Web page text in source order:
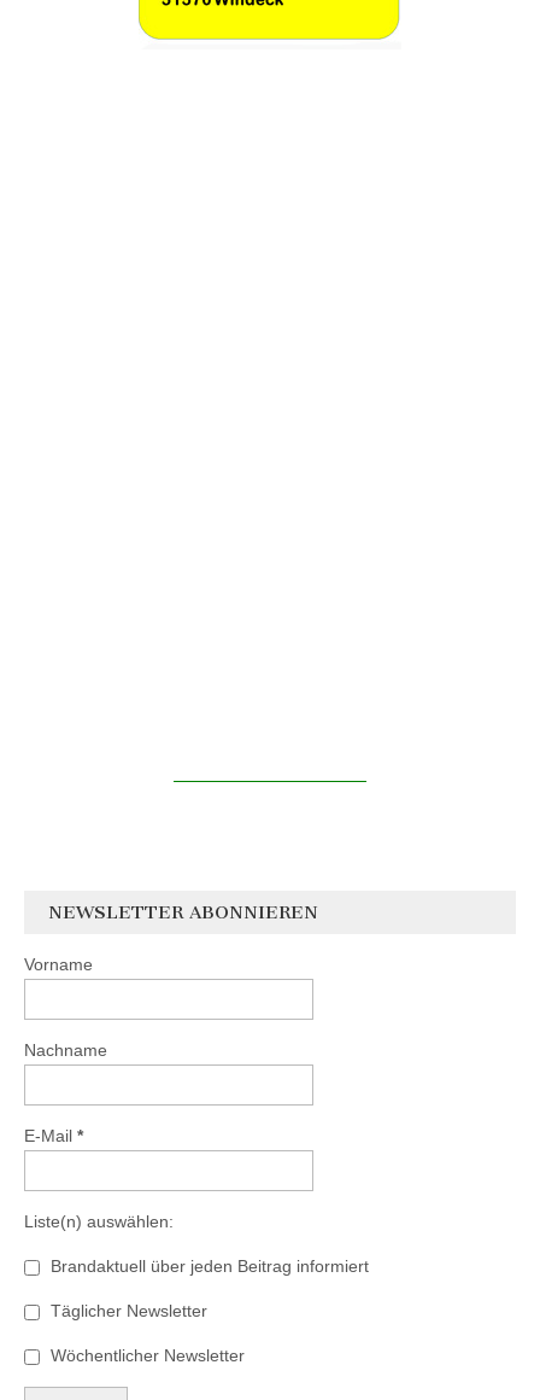
NEWSLETTER ABONNIEREN
Vorname
Nachname
E-Mail *
Liste(n) auswählen:
Brandaktuell über jeden Beitrag informiert
Täglicher Newsletter
Wöchentlicher Newsletter